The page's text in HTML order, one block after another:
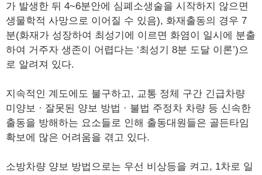
가 발생한 뒤 4~6분안에 심폐소생술을 시작하지 않으면
생물학적 사망으로 이어질 수 있음), 화재출동의 경우 7
분(화재가 성장하여 최성기에 이르면 화염이 일시에 분출
하여 거주자 생존이 어렵다는 ‘최성기 8분 도달 이론’)으
로 알려져 있다.
지속적인 계도에도 불구하고, 교통 정체 구간 긴급차량
미양보 · 잘못된 양보 방법 · 불법 주정차 차량 등 신속한
출동을 방해하는 요소들로 인해 출동대원들은 골든타임
확보에 많은 어려움을 겪고 있다.
소방차량 양보 방법으로는 우선 비상등을 켜고, 1차로 일